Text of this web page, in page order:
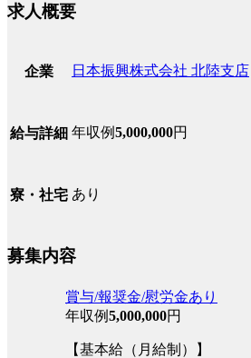
求人概要
企業 日本振興株式会社 北陸支店
給与詳細 年収例5,000,000円
寮・社宅 あり
募集内容
賞与/報奨金/慰労金あり
年収例5,000,000円
【基本給（月給制）】